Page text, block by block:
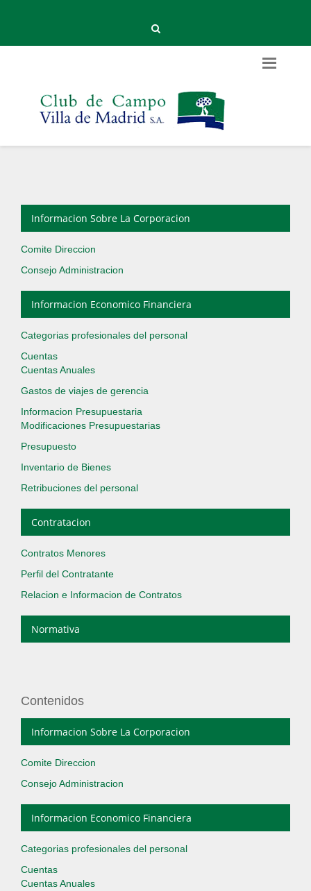
Informacion Sobre La Corporacion
Comite Direccion
Consejo Administracion
Informacion Economico Financiera
Categorias profesionales del personal
Cuentas
Cuentas Anuales
Gastos de viajes de gerencia
Informacion Presupuestaria
Modificaciones Presupuestarias
Presupuesto
Inventario de Bienes
Retribuciones del personal
Contratacion
Contratos Menores
Perfil del Contratante
Relacion e Informacion de Contratos
Normativa
Contenidos
Informacion Sobre La Corporacion
Comite Direccion
Consejo Administracion
Informacion Economico Financiera
Categorias profesionales del personal
Cuentas
Cuentas Anuales